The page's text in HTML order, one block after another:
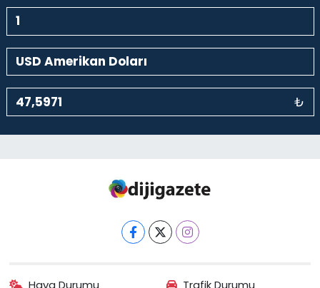
₺
Hava Durumu Trafik Durumu